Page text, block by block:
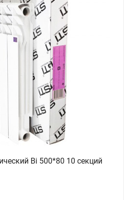
Bi 500*80 10 секций